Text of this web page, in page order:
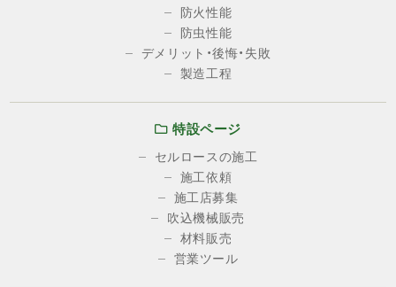
防火性能
防虫性能
デメリット・後悔・失敗
製造工程
特設ページ
セルロースの施工
施工依頼
施工店募集
吹込機械販売
材料販売
営業ツール